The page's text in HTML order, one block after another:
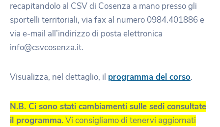
recapitandolo al CSV di Cosenza a mano presso gli
sportelli territoriali, via fax al numero 0984.401886 e
via e-mail all’indirizzo di posta elettronica
info@csvcosenza.it.
Visualizza, nel dettaglio, il programma del corso.
N.B. Ci sono stati cambiamenti sulle sedi consultate
il programma.Vi consigliamo di tenervi aggiornati